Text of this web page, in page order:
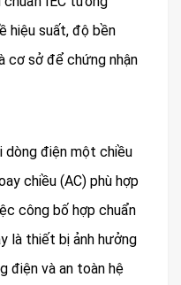
hiệu suất, độ bền
cơ sở để chứng nhận
dòng điện một chiều
chiều (AC) phù hợp
công bố hợp chuẩn
là thiết bị ảnh hưởng
điện và an toàn hệ